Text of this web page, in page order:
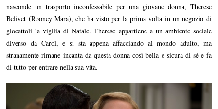
nasconde un trasporto inconfessabile per una giovane donna, Therese
Belivet (Rooney Mara), che ha visto per la prima volta in un negozio di
giocattoli la vigilia di Natale. Therese appartiene a un ambiente sociale
diverso da Carol, e si sta appena affacciando al mondo adulto, ma
stranamente rimane incanta da questa donna così bella e sicura di sé e fa
di tutto per entrare nella sua vita.